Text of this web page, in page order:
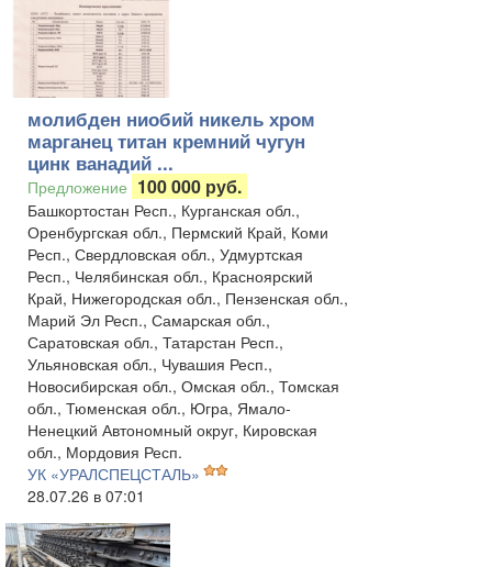
молибден ниобий никель хром
марганец титан кремний чугун
цинк ванадий ...
Предложение 100 000 руб.
Башкортостан Респ., Курганская обл.,
Оренбургская обл., Пермский Край, Коми
Респ., Свердловская обл., Удмуртская
Респ., Челябинская обл., Красноярский
Край, Нижегородская обл., Пензенская обл.,
Марий Эл Респ., Самарская обл.,
Саратовская обл., Татарстан Респ.,
Ульяновская обл., Чувашия Респ.,
Новосибирская обл., Омская обл., Томская
обл., Тюменская обл., Югра, Ямало-
Ненецкий Автономный округ, Кировская
обл., Мордовия Респ.
УК «УРАЛСПЕЦСТАЛЬ»
28.07.26 в 07:01